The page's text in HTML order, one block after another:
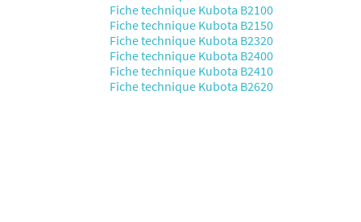
Fiche technique Kubota B2100
Fiche technique Kubota B2150
Fiche technique Kubota B2320
Fiche technique Kubota B2400
Fiche technique Kubota B2410
Fiche technique Kubota B2620